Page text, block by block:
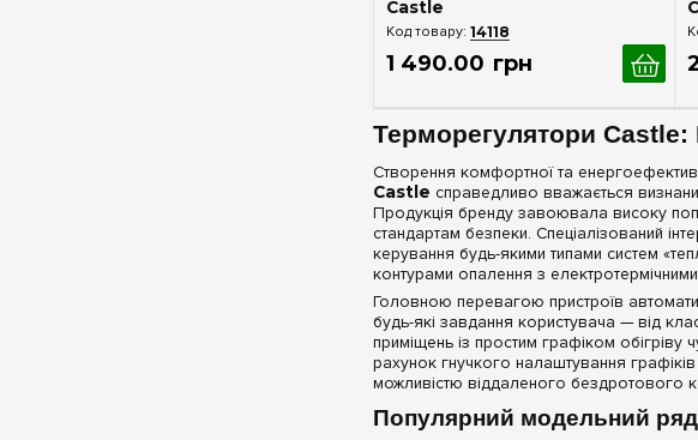
Castle
14118
1 490.00 грн
Терморегулятори Castle:
Створення комфортної та
Castle справедливо вважається
Продукція бренду завоювала високу
стандартам безпеки. Спеціалізований
керування будь-якими типами систем
контурами опалення з
Головною перевагою пристроїв
будь-які завдання користувача — від
приміщень із простим графіком обігріву
рахунок гнучкого налаштування
можливістю віддаленого бездротового
Популярний модельний ряд